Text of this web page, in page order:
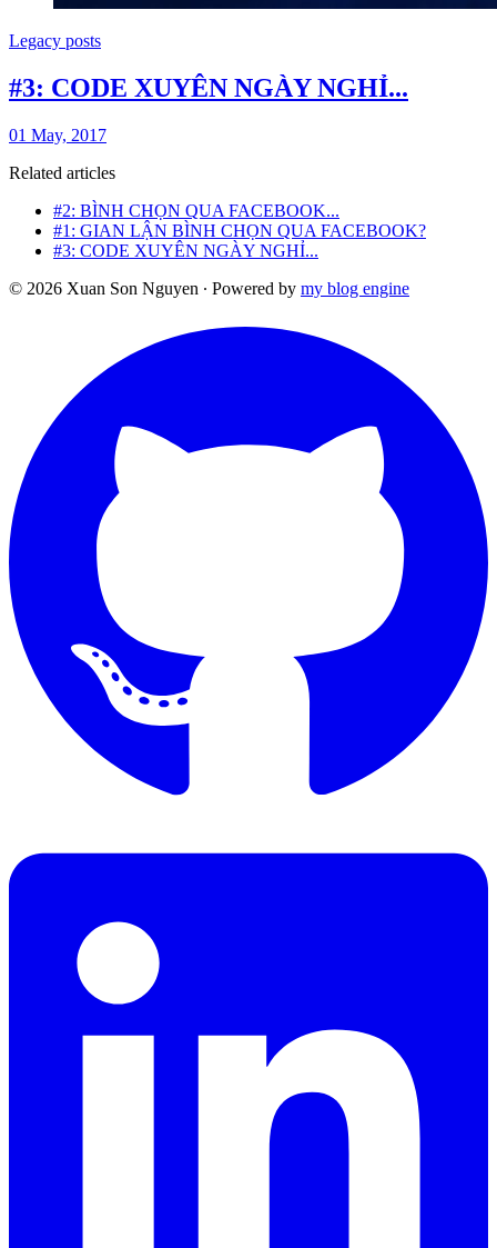
Legacy posts
#3: CODE XUYÊN NGÀY NGHỈ...
01 May, 2017
Related articles
#2: BÌNH CHỌN QUA FACEBOOK...
#1: GIAN LẬN BÌNH CHỌN QUA FACEBOOK?
#3: CODE XUYÊN NGÀY NGHỈ...
© 2026 Xuan Son Nguyen ∙ Powered by my blog engine